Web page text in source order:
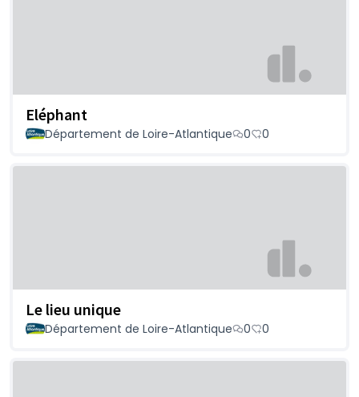
Eléphant
Département de Loire-Atlantique 0 0
Le lieu unique
Département de Loire-Atlantique 0 0